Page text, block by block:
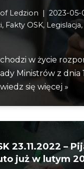
Ledzion
2023-05-
, Fakty OSK, Legislacja,
w życie
Ministrów z dnia
się więcej »
23.11.2022 –
już w lutym